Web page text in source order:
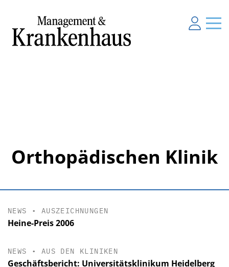
Orthopädischen Klinik
NEWS • AUSZEICHNUNGEN
Heine-Preis 2006
NEWS • AUS DEN KLINIKEN
Geschäftsbericht: Universitätsklinikum Heidelberg